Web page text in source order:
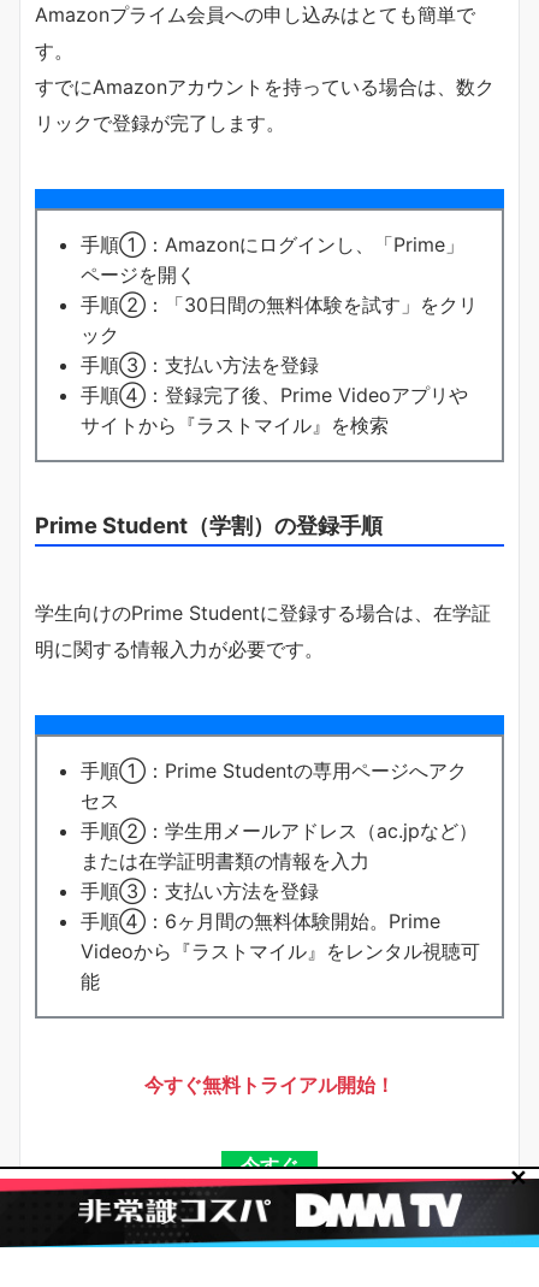
Amazonプライム会員への申し込みはとても簡単で
す。
すでにAmazonアカウントを持っている場合は、数ク
リックで登録が完了します。
手順①：Amazonにログインし、「Prime」
ページを開く
手順②：「30日間の無料体験を試す」をクリ
ック
手順③：支払い方法を登録
手順④：登録完了後、Prime Videoアプリや
サイトから『ラストマイル』を検索
Prime Student（学割）の登録手順
学生向けのPrime Studentに登録する場合は、在学証
明に関する情報入力が必要です。
手順①：Prime Studentの専用ページへアク
セス
手順②：学生用メールアドレス（ac.jpなど）
または在学証明書類の情報を入力
手順③：支払い方法を登録
手順④：6ヶ月間の無料体験開始。Prime
Videoから『ラストマイル』をレンタル視聴可
能
今すぐ無料トライアル開始！
今すぐ
クリック！
✕